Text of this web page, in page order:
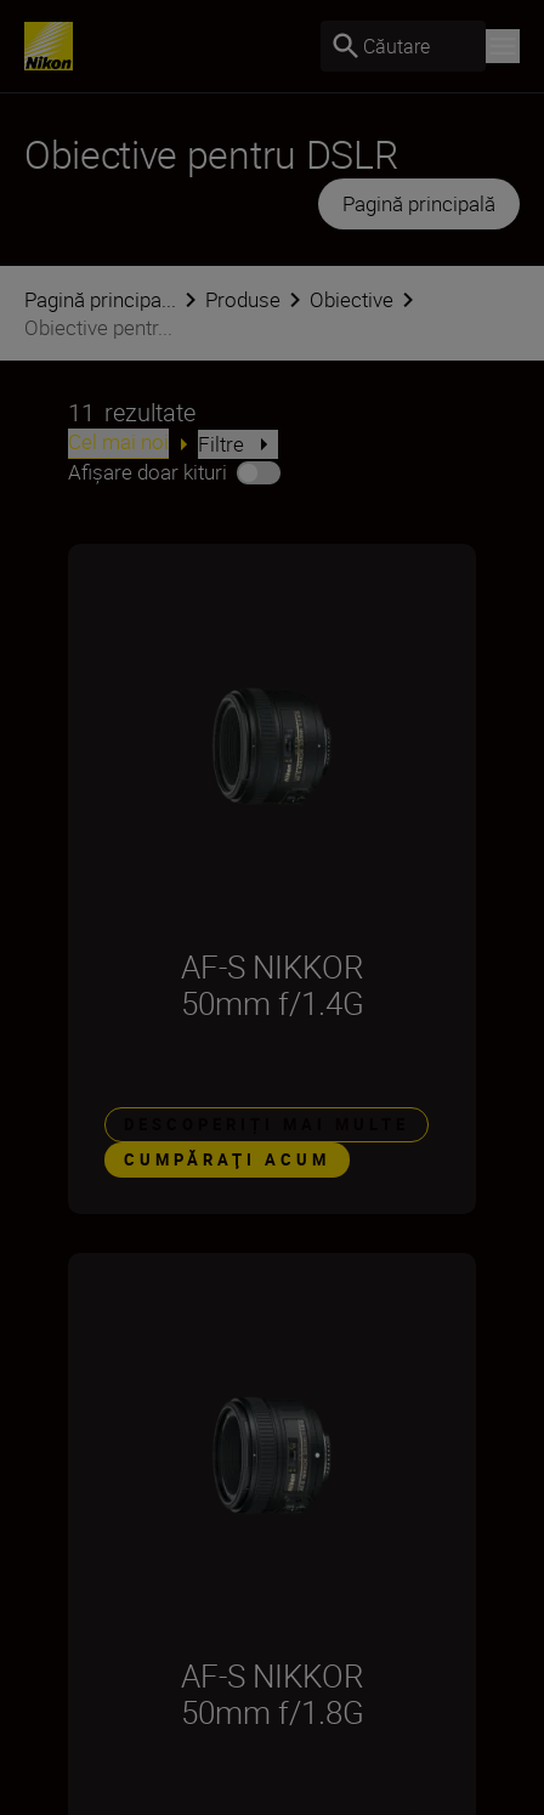
Căutare
Obiective pentru DSLR
Pagină principală
Pagină principa... Produse
Obiective
Obiective pentr...
11 rezultate
Cel mai noi
Filtre
Afișare doar kituri
AF-S NIKKOR
50mm f/1.4G
CUMPĂRAŢI ACUM
AF-S NIKKOR
50mm f/1.8G